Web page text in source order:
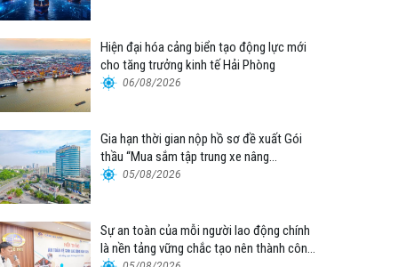
Hiện đại hóa cảng biển tạo động lực mới
cho tăng trưởng kinh tế Hải Phòng
06/08/2026
Gia hạn thời gian nộp hồ sơ đề xuất Gói
thầu “Mua sắm tập trung xe nâng
container thuộc Tổng công ty Hàng hải
05/08/2026
Sự an toàn của mỗi người lao động chính
là nền tảng vững chắc tạo nên thành công